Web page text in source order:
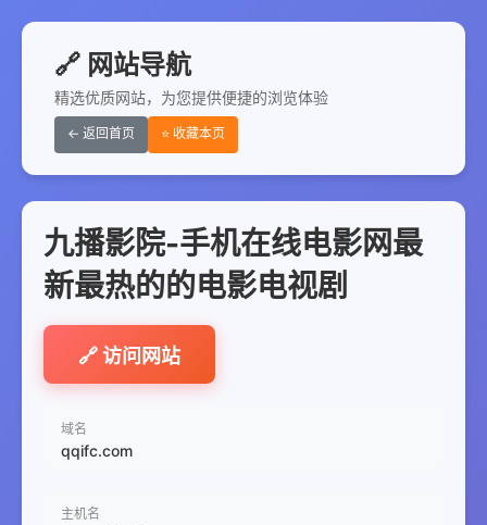
🔗 网站导航
精选优质网站，为您提供便捷的浏览体验
← 返回首页 ⭐ 收藏本页
九播影院-手机在线电影网最
新最热的的电影电视剧
🔗 访问网站
域名
qqifc.com
主机名